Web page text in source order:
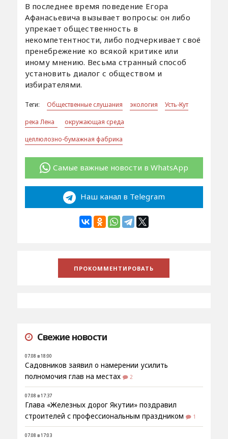
В последнее время поведение Егора
Афанасьевича вызывает вопросы: он либо
упрекает общественность в
некомпетентности, либо подчеркивает своё
пренебрежение ко всякой критике или
иному мнению. Весьма странный способ
установить диалог с обществом и
избирателями.
Теги: Общественные слушания экология
Усть-Кут
река Лена
окружающая среда
целлюлозно-бумажная фабрика
Самые важные новости в WhatsApp
Наш канал в Telegram
Свежие новости
07.08 в 18:00
Садовников заявил о намерении усилить
полномочия глав на местах
2
07.08 в 17:37
Глава «Железных дорог Якутии» поздравил
строителей с профессиональным праздником
1
07.08 в 17:03